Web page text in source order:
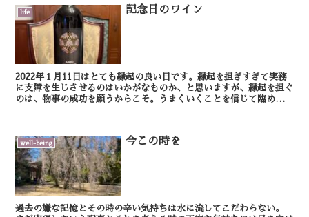
life 記念日のワイン
2022年１月11日はとても縁起の良い日です。縁起を担ぎすぎて実務
に支障を生じさせるのはいかがなものか、と思いますが、縁起を担ぐ
のは、物事の成功を願うからこそ。うまくいくことを信じて臨めば、
well-being 今この時を
過去の嫌な記憶とその時の辛い気持ちは水に流してこだわらない。